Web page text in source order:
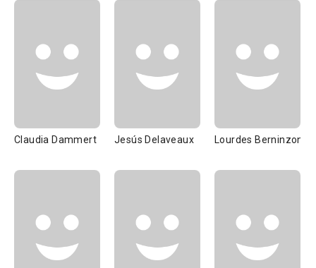
Claudia Dammert Jesús Delaveaux Lourdes Berninzon